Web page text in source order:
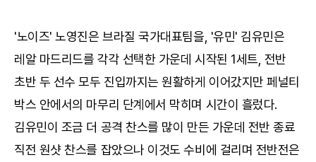
'노이즈' 노영진은 브라질 국가대표팀을, '유민' 김유민은
레알 마드리드를 각각 선택한 가운데 시작된 1세트, 전반
초반 두 선수 모두 진입까지는 원활하게 이어갔지만 페널티
박스 안에서의 마무리 단계에서 막히며 시간이 흘렀다.
김유민이 조금 더 공격 찬스를 많이 만든 가운데 전반 종료
직전 원샷 찬스를 잡았으나 이것도 수비에 걸리며 전반전은